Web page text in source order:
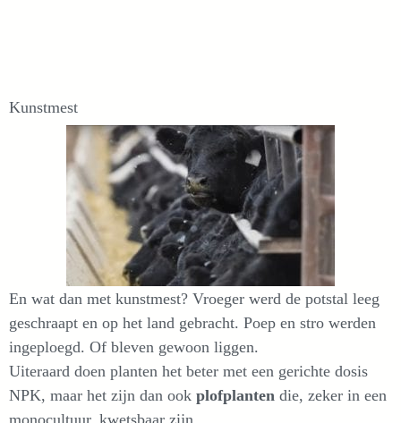
Kunstmest
En wat dan met kunstmest? Vroeger werd de potstal leeg
geschraapt en op het land gebracht. Poep en stro werden
ingeploegd. Of bleven gewoon liggen.
Uiteraard doen planten het beter met een gerichte dosis
NPK, maar het zijn dan ook plofplanten die, zeker in een